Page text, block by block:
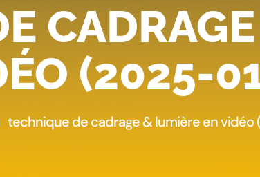
(2025-
technique de cadrage & lumière en vidéo